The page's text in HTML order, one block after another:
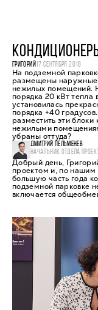
ГРИГОРИЙ17 СЕНТЯБРЯ 2018
На подземной
размещены наружные
нежилых помещений.
порядка 20 кВт тепла
установилась
порядка +40
разместить эти
нежилыми
убраны оттуда?
ДМИТРИЙ ПЕЛЬМЕНЕВ
НАЧАЛЬНИК ОТДЕЛА
Добрый день,
проектом и, по нашим
большую часть года
подземной парковке
включается